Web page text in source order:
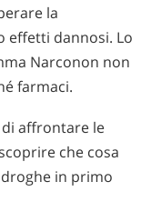
la
effetti dannosi. Lo
Narconon non
farmaci.
affrontare le
che cosa
in primo